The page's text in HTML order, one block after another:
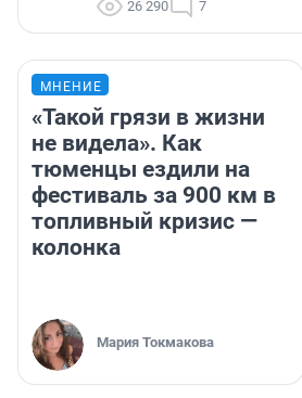
26 290 7
МНЕНИЕ
«Такой грязи в жизни
не видела». Как
тюменцы ездили на
фестиваль за 900 км в
топливный кризис —
колонка
Мария Токмакова